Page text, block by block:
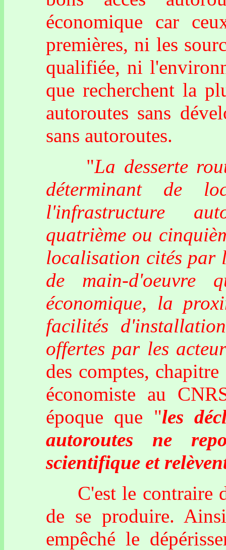
économique car
premières, ni les
qualifiée, ni
que recherchent la
autoroutes sans
sans autoroutes.
"La desserte
déterminant de
l'infrastructure
quatrième ou
localisation cités par
de main-d'oeuvre
économique, la
facilités
offertes par les
des comptes,
économiste au
époque que "les
autoroutes ne
scientifique et
C'est le contraire
de se produire.
empêché le